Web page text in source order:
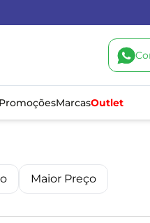
PromoçõesMarcasOutlet
Maior Preço